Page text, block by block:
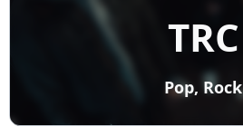
TRC
Pop, Rock